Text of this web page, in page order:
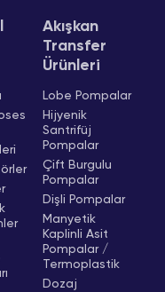
Akışkan
Transfer
Ürünleri
Lobe Pompalar
Hijyenik
Santrifüj
Pompalar
Çift Burgulu
Pompalar
Dişli Pompalar
Manyetik
Kaplinli Asit
Pompalar /
Termoplastik
Dozaj